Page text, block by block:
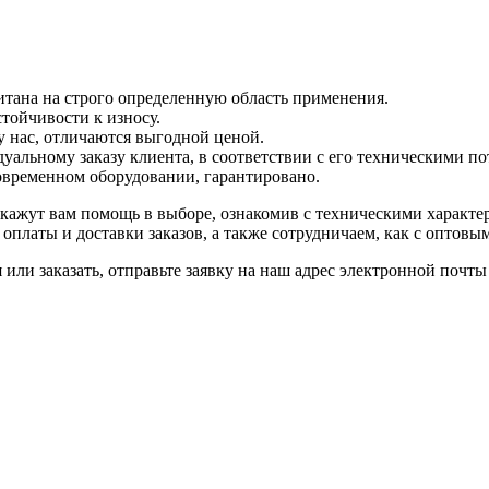
на строго определенную область применения.
к износу.
нас, отличаются выгодной ценой.
заказу клиента, в соответствии с его техническими
оборудовании, гарантировано.
вам помощь в выборе, ознакомив с техническими
и доставки заказов, а также сотрудничаем, как с
заказать, отправьте заявку на наш адрес электронной